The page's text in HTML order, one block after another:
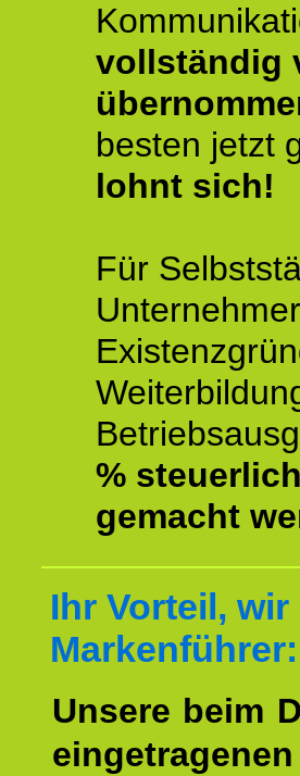
vollständig
besten jetzt
lohnt sich!
Für
%
gemacht
Ihr Vorteil, wir
Markenführer:
Unsere beim